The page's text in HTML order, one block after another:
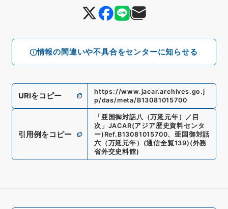
情報の間違いや不具合をセンターに知らせる
URIをコピー
https://www.jacar.archives.go.j
p/das/meta/B13081015700
引用例をコピー
「 亜国御対話八（万延元年）／目
次 」 JACAR(アジア歴史資料センタ
ー) Ref. B13081015700、亜国御対話
六（万延元年） (通信全覧139) (外務
省外交史料館)